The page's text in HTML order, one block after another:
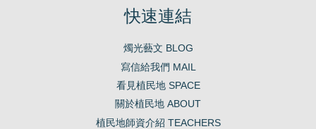
快速連結
燭光藝文 BLOG
寫信給我們 MAIL
看見植民地 SPACE
關於植民地 ABOUT
植民地師資介紹 TEACHERS